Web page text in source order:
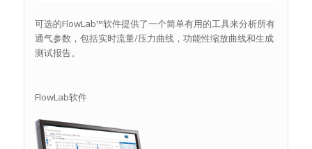
可选的FlowLab™软件提供了一个简单有用的工具来分析所有
通气参数，包括实时流量/压力曲线，功能性缩放曲线和生成
测试报告。
FlowLab软件